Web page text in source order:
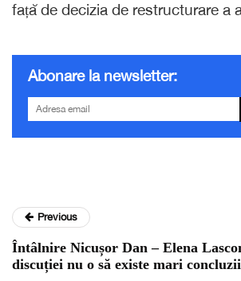
față de decizia de restructurare a
Abonare la newsletter:
Previous
Întâlnire Nicușor Dan – Elena
discuției nu o să existe mari concluzii